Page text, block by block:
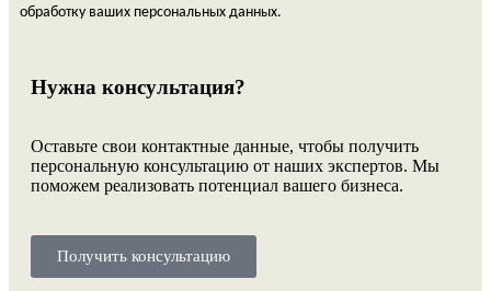
обработку ваших персональных данных.
Нужна консультация?
Оставьте свои контактные данные, чтобы получить
персональную консультацию от наших экспертов. Мы
поможем реализовать потенциал вашего бизнеса.
Получить консультацию